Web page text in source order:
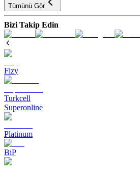
Tümünü Gör
Bizi Takip Edin
Fizy
Turkcell
Superonline
Platinum
BiP